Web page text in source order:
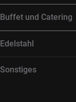
Buffet und Catering
Edelstahl
Sonstiges